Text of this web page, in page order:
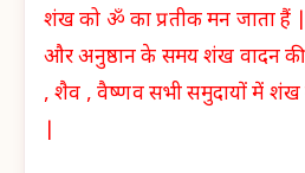
शंख को ॐ का प्रतीक मन जाता हैं
और अनुष्ठान के समय शंख वादन की
, शैव , वैष्णव सभी समुदायों में शंख